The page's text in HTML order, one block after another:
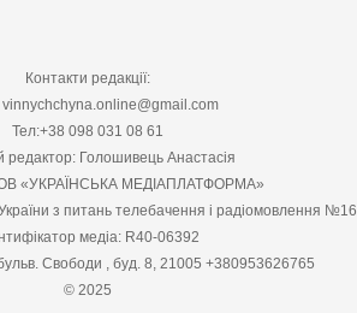
Контакти редакції:
vinnychchyna.online@gmail.com
Тел:+38 098 031 08 61
редактор: Голошивець Анастасія
«УКРАЇНСЬКА МЕДІАПЛАТФОРМА»
з питань телебачення і радіомовлення
медіа: R40-06392
Свободи , буд. 8, 21005 +380953626765
© 2025